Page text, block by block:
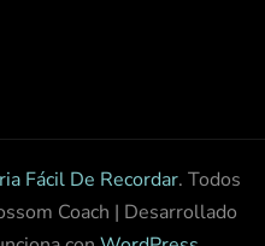
Fácil De Recordar. Todos
Coach | Desarrollado